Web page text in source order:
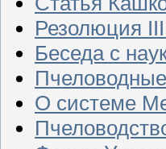
Резолюция
Беседа с
О системе